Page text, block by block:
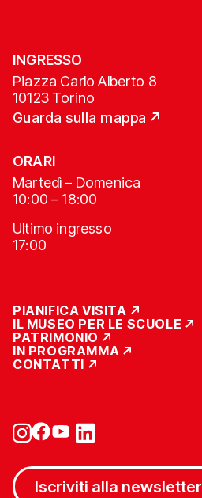
INGRESSO
Piazza Carlo Alberto 8
10123 Torino
Guarda sulla mappa
ORARI
Martedì – Domenica
10:00 – 18:00
Ultimo ingresso
17:00
PIANIFICA VISITA
IL MUSEO PER LE SCUOLE
PATRIMONIO
IN PROGRAMMA
CONTATTI
Iscriviti alla newsletter